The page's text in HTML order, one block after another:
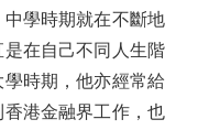
學時期就在不斷地
在自己不同人生階
時期，他亦經常給
港金融界工作，也